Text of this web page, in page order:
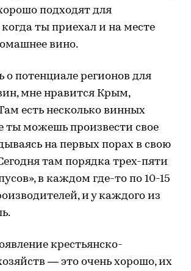
подходят для
ты приехал и на месте
вино.
о потенциале регионов для
мне нравится Крым,
есть несколько винных
ты можешь произвести свое
на первых порах в свою
там порядка трех-пяти
в каждом где-то по 10-15
и у каждого из
крестьянско-
— это очень хорошо, их